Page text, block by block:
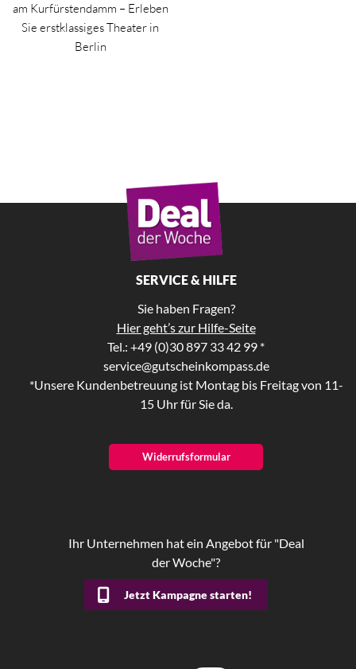
am Kurfürstendamm – Erleben
Sie erstklassiges Theater in
Berlin
SERVICE & HILFE
Sie haben Fragen?
Hier geht’s zur Hilfe-Seite
Tel.: +49 (0)30 897 33 42 99 *
service@gutscheinkompass.de
*Unsere Kundenbetreuung ist Montag bis Freitag von 11-
15 Uhr für Sie da.
Widerrufsformular
Ihr Unternehmen hat ein Angebot für "Deal
der Woche"?
Jetzt Kampagne starten!